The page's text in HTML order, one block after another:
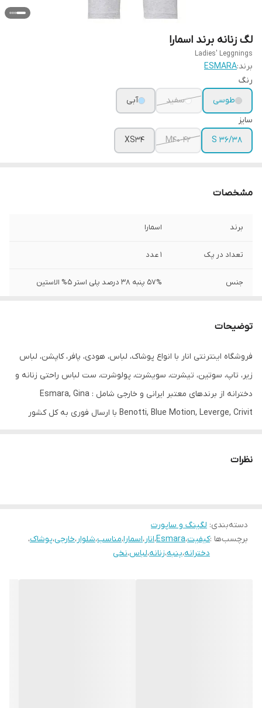
لگ زنانه برند اسمارا
Ladies' Leggnings
برند:ESMARA
رنگ
طوسی
سفید
آبی
سایز
S 36/38
M40-42
XS34
مشخصات
برند اسمارا
تعداد در پک 1 عدد
جنس 57% پنبه 38 درصد پلی استر 5% الاستین
روزانه
قد 70
توضیحات
فروشگاه اینترنتی انار با انواع پوشاک، لباس، هودی، پافر، کاپشن، لباس
زیر، تاپ، سوتین، تیشرت، سویشرت، پولوشرت، ست لباس راحتی زنانه و
دخترانه از برندهای معتبر ایرانی و خارجی شامل : Esmara, Gina
Benotti, Blue Motion, Leverge, Crivit با ارسال فوری به کل کشور
نظرات
دسته‌بندی: لگینگ و ساپورت
برچسب‌ها :کیفیت،Esmara،انار،اسمارا،مناسب،شلوار،خارجی،پوشاک،
دخترانه،پنبه،زنانه،لباس،نخی